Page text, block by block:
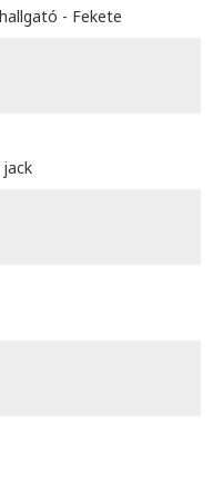
- Fekete